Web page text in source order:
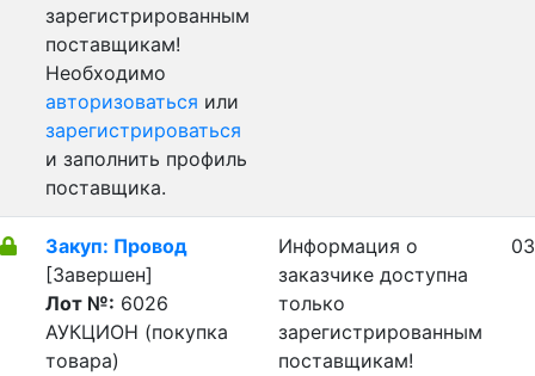
зарегистрированным
поставщикам!
Необходимо
авторизоваться или
зарегистрироваться
и заполнить профиль
поставщика.
Закуп: Провод
[Завершен]
Лот №: 6026
АУКЦИОН (покупка
товара)
Информация о
заказчике доступна
только
зарегистрированным
поставщикам!